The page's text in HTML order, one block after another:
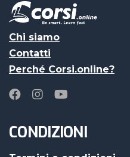
Chi siamo
Contatti
Perché Corsi.online?
CONDIZIONI